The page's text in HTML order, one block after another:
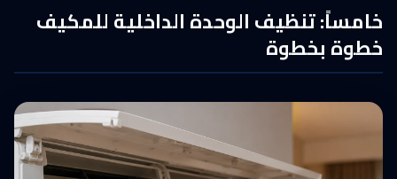
خامساً: تنظيف الوحدة الداخلية للمكيف
خطوة بخطوة